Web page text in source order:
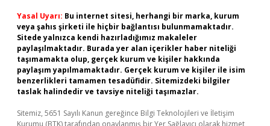
Yasal Uyarı: Bu internet sitesi, herhangi bir marka, kurum
veya şahıs şirketi ile hiçbir bağlantısı bulunmamaktadır.
Sitede yalnızca kendi hazırladığımız makaleler
paylaşılmaktadır. Burada yer alan içerikler haber niteliği
taşımamakta olup, gerçek kurum ve kişiler hakkında
paylaşım yapılmamaktadır. Gerçek kurum ve kişiler ile isim
benzerlikleri tamamen tesadüfidir. Sitemizdeki bilgiler
taslak halindedir ve tavsiye niteliği taşımazlar.
Sitemiz, 5651 Sayılı Kanun gereğince Bilgi Teknolojileri ve İletişim
Kurumu (BTK) tarafından onaylanmış bir Yer Sağlayıcı olarak hizmet